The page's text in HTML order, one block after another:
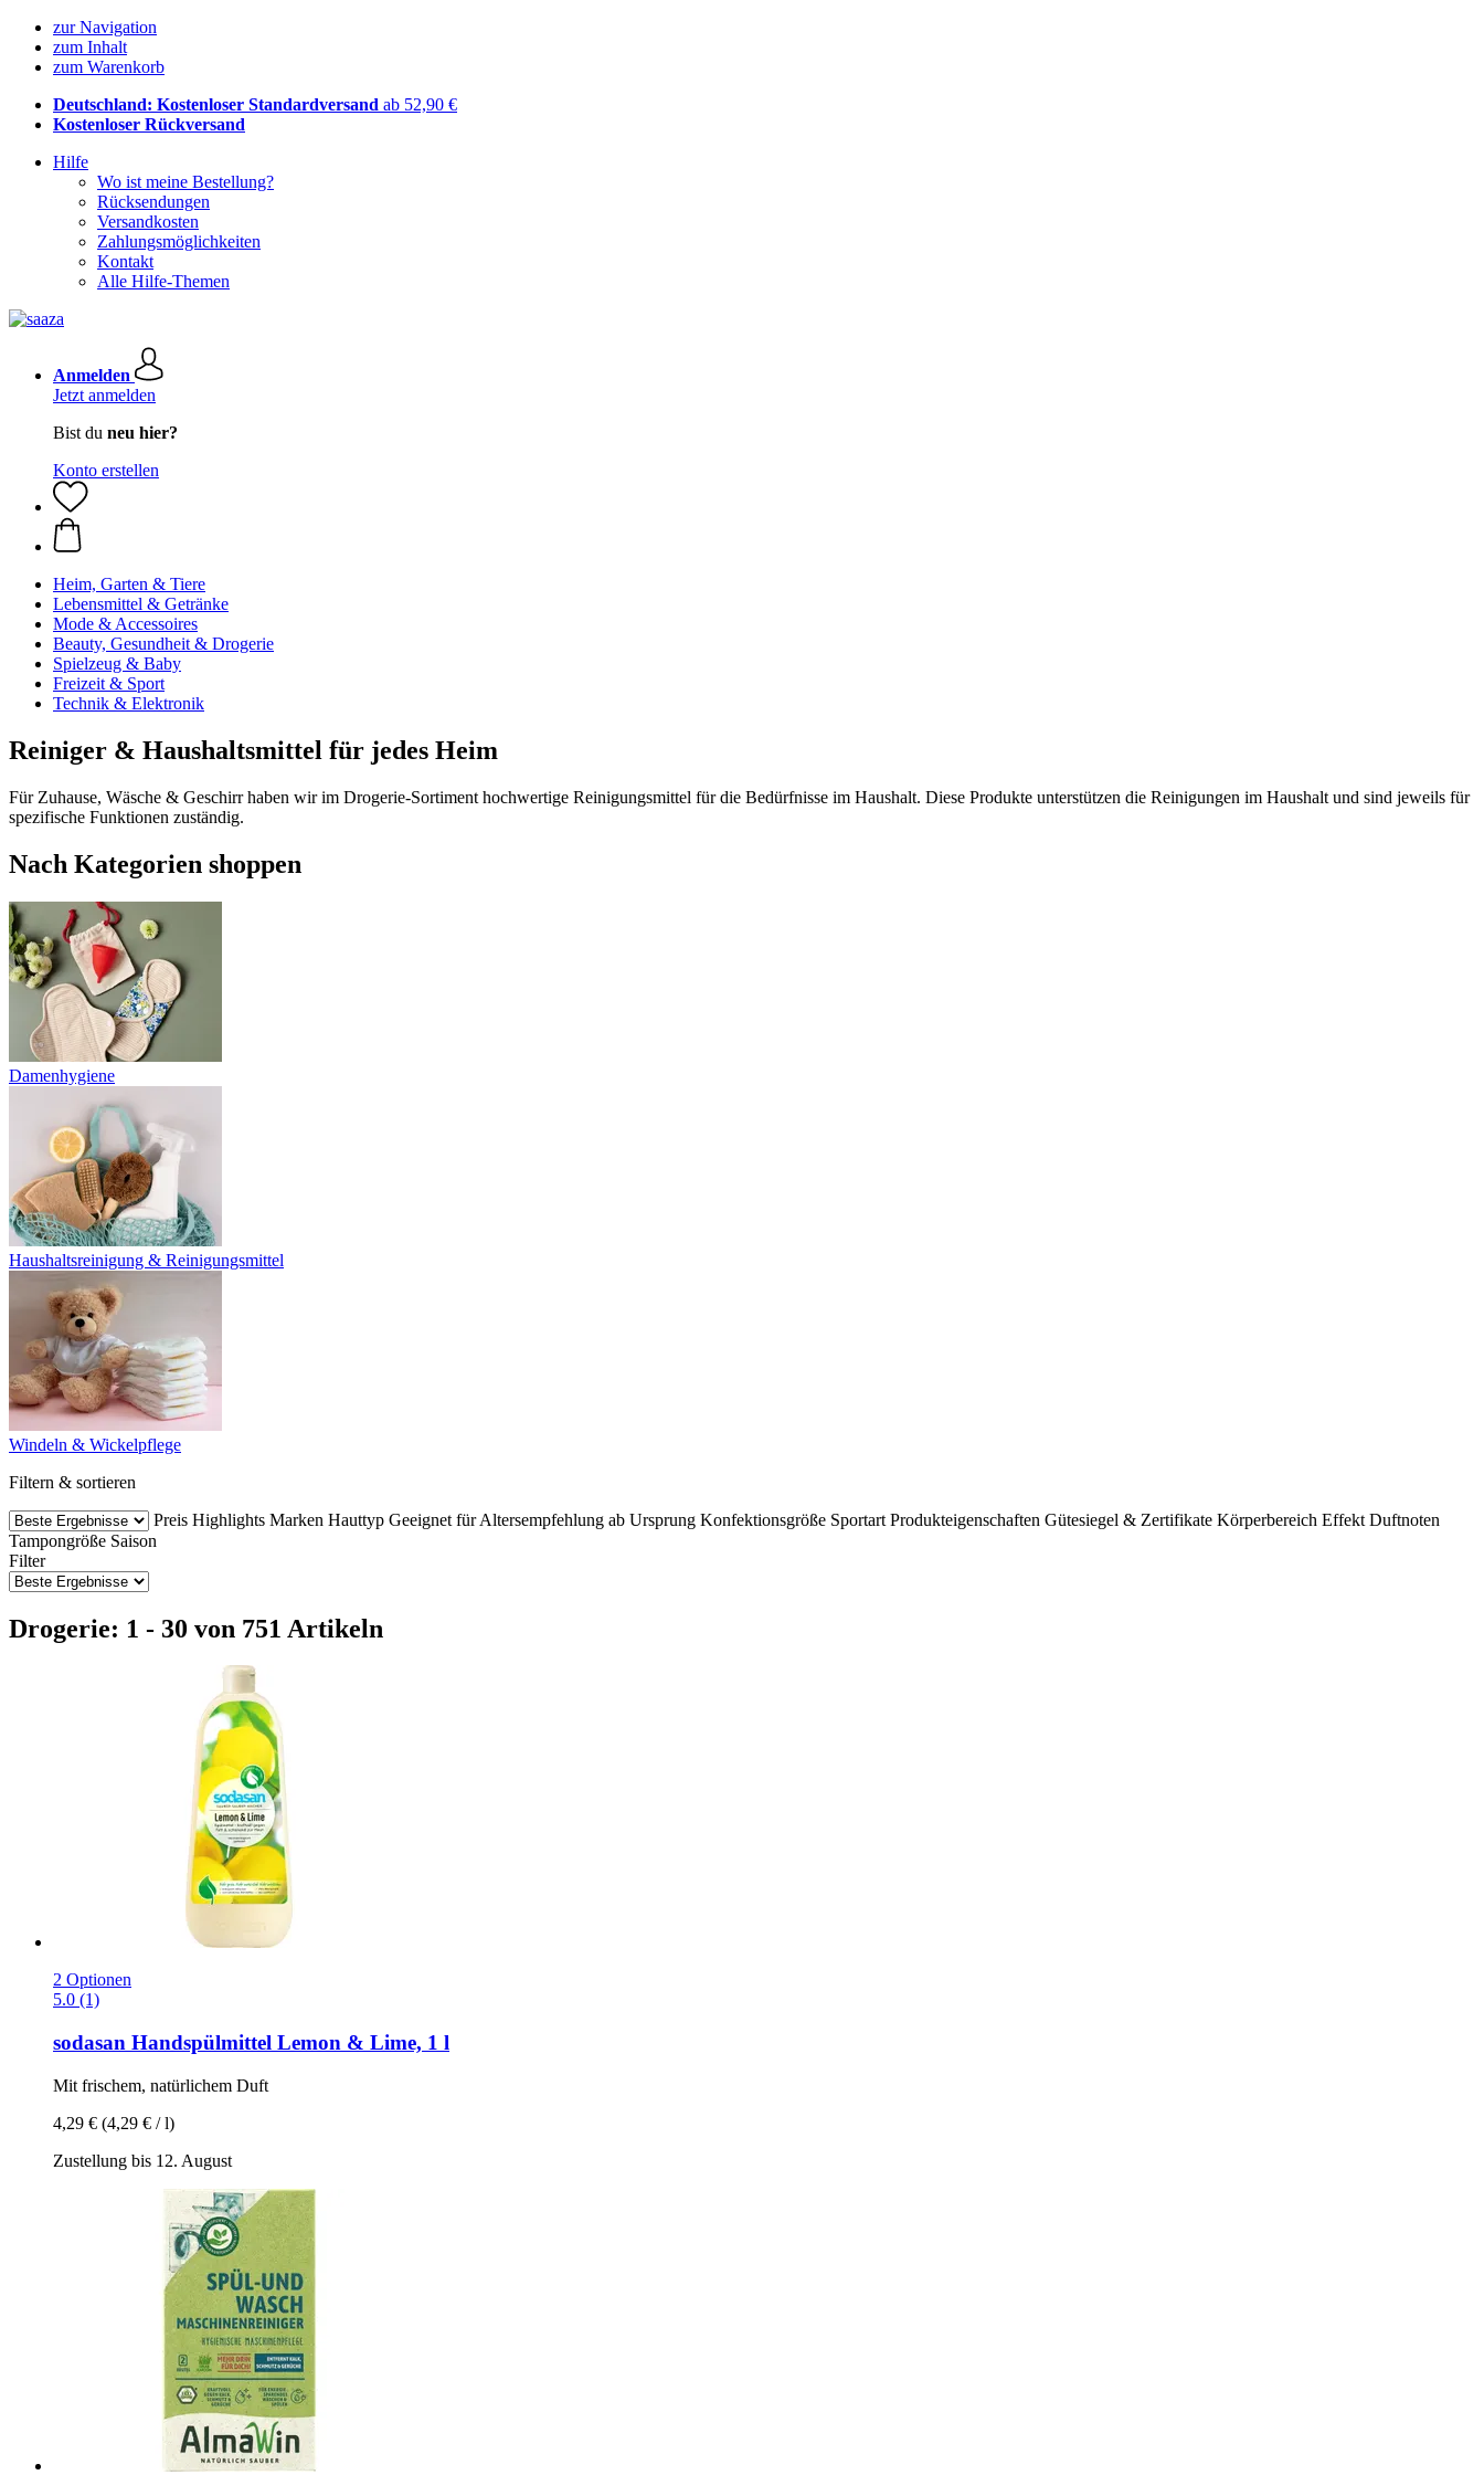
zur Navigation
zum Inhalt
zum Warenkorb
Deutschland: Kostenloser Standardversand ab 52,90 €
Kostenloser Rückversand
Hilfe
Wo ist meine Bestellung?
Rücksendungen
Versandkosten
Zahlungsmöglichkeiten
Kontakt
Alle Hilfe-Themen
Anmelden
Jetzt anmelden
Bist du neu hier?
Konto erstellen
Heim, Garten & Tiere
Lebensmittel & Getränke
Mode & Accessoires
Beauty, Gesundheit & Drogerie
Spielzeug & Baby
Freizeit & Sport
Technik & Elektronik
Reiniger & Haushaltsmittel für jedes Heim
Für Zuhause, Wäsche & Geschirr haben wir im Drogerie-Sortiment hochwertige Reinigungsmittel für die Bedürfnisse im Haushalt. Diese Produkte unterstützen die Reinigungen im Haushalt und sind jeweils für
spezifische Funktionen zuständig.
Nach Kategorien shoppen
Damenhygiene
Haushaltsreinigung & Reinigungsmittel
Windeln & Wickelpflege
Filtern & sortieren
Preis Highlights Marken Hauttyp Geeignet für Altersempfehlung ab Ursprung Konfektionsgröße Sportart Produkteigenschaften Gütesiegel & Zertifikate Körperbereich Effekt Duftnoten
Tampongröße Saison
Filter
Drogerie: 1 - 30 von 751 Artikeln
2 Optionen
5.0 (1)
sodasan Handspülmittel Lemon & Lime, 1 l
Mit frischem, natürlichem Duft
4,29 € (4,29 € / l)
Zustellung bis 12. August